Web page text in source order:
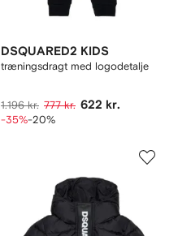
DSQUARED2 KIDS
træningsdragt med logodetalje
1.196 kr. 777 kr. 622 kr.
-35%-20%